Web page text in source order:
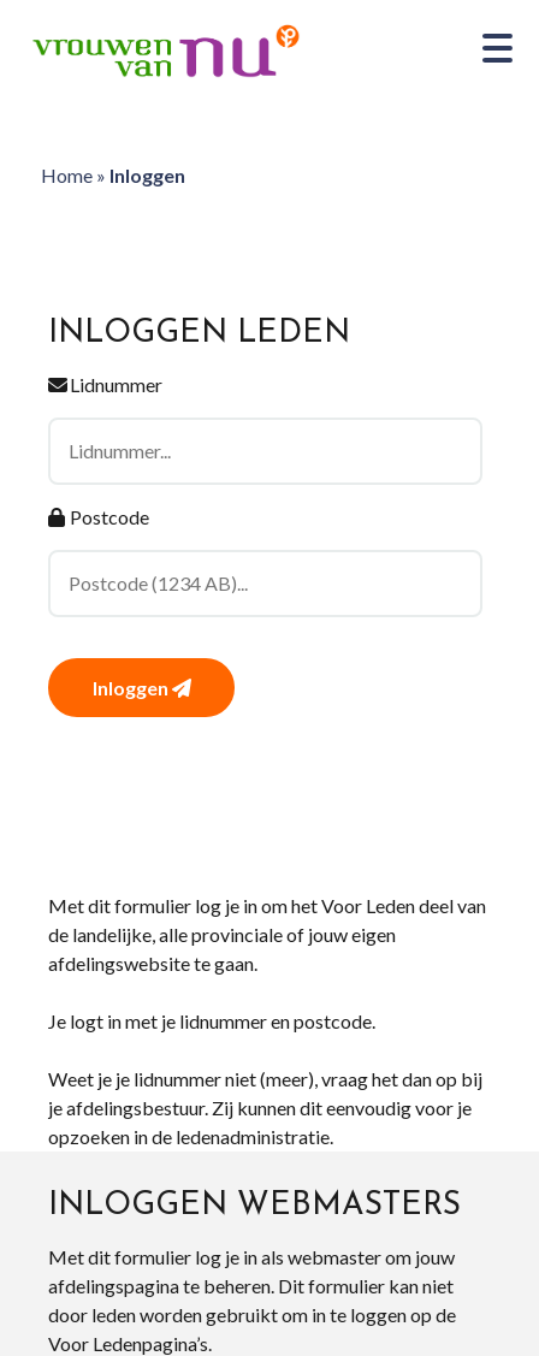
Home» Inloggen
INLOGGEN LEDEN
Lidnummer
Postcode
Inloggen
Met dit formulier log je in om het Voor Leden deel van
de landelijke, alle provinciale of jouw eigen
afdelingswebsite te gaan.
Je logt in met je lidnummer en postcode.
Weet je je lidnummer niet (meer), vraag het dan op bij
je afdelingsbestuur. Zij kunnen dit eenvoudig voor je
opzoeken in de ledenadministratie.
INLOGGEN WEBMASTERS
Met dit formulier log je in als webmaster om jouw
afdelingspagina te beheren. Dit formulier kan niet
door leden worden gebruikt om in te loggen op de
Voor Ledenpagina’s.